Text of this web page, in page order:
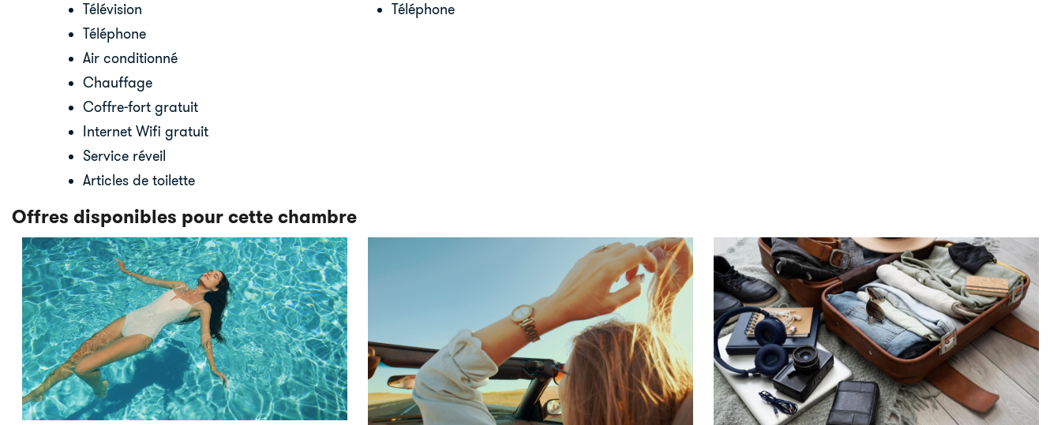
Télévision
Téléphone
Air conditionné
Chauffage
Coffre-fort gratuit
Internet Wifi gratuit
Service réveil
Articles de toilette
Téléphone
Offres disponibles pour cette chambre